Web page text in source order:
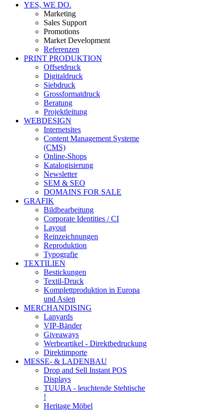
YES, WE DO.
Marketing
Sales Support
Promotions
Market Development
Referenzen
PRINT PRODUKTION
Offsetdruck
Digitaldruck
Siebdruck
Grossformatdruck
Beratung
Projektleitung
WEBDESIGN
Internetsites
Content Management Systeme
(CMS)
Online-Shops
Katalogisierung
Newsletter
SEM & SEO
DOMAINS FOR SALE
GRAFIK
Bildbearbeitung
Corporate Identities / CI
Layout
Reinzeichnungen
Reproduktion
Typografie
TEXTILIEN
Bestickungen
Textil-Druck
Komplettproduktion in Europa
und Asien
MERCHANDISING
Lanyards
VIP-Bänder
Giveaways
Werbeartikel - Direktbedruckung
Direktimporte
MESSE- & LADENBAU
Drop and Sell Instant POS
Displays
TUUBA - leuchtende Stehtische
!
Heritage Möbel